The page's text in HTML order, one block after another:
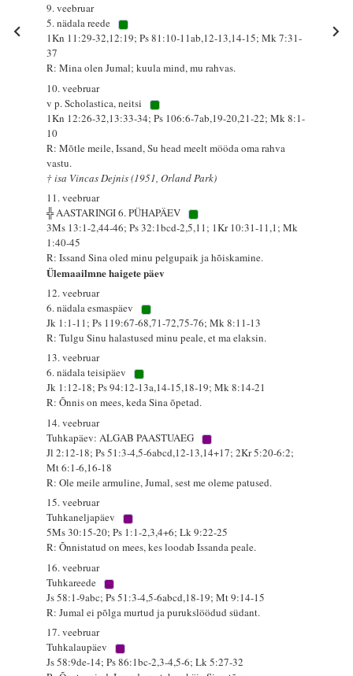
9. veebruar
5. nädala reede
1Kn 11:29-32,12:19; Ps 81:10-11ab,12-13,14-15; Mk 7:31-
37
R: Mina olen Jumal; kuula mind, mu rahvas.
10. veebruar
v p. Scholastica, neitsi
1Kn 12:26-32,13:33-34; Ps 106:6-7ab,19-20,21-22; Mk 8:1-
10
R: Mõtle meile, Issand, Su head meelt mööda oma rahva
vastu.
† isa Vincas Dejnis (1951, Orland Park)
11. veebruar
╬ AASTARINGI 6. PÜHAPÄEV
3Ms 13:1-2,44-46; Ps 32:1bcd-2,5,11; 1Kr 10:31-11,1; Mk
1:40-45
R: Issand Sina oled minu pelgupaik ja hõiskamine.
Ülemaailmne haigete päev
12. veebruar
6. nädala esmaspäev
Jk 1:1-11; Ps 119:67-68,71-72,75-76; Mk 8:11-13
R: Tulgu Sinu halastused minu peale, et ma elaksin.
13. veebruar
6. nädala teisipäev
Jk 1:12-18; Ps 94:12-13a,14-15,18-19; Mk 8:14-21
R: Õnnis on mees, keda Sina õpetad.
14. veebruar
Tuhkapäev: ALGAB PAASTUAEG
Jl 2:12-18; Ps 51:3-4,5-6abcd,12-13,14+17; 2Kr 5:20-6:2;
Mt 6:1-6,16-18
R: Ole meile armuline, Jumal, sest me oleme patused.
15. veebruar
Tuhkaneljapäev
5Ms 30:15-20; Ps 1:1-2,3,4+6; Lk 9:22-25
R: Õnnistatud on mees, kes loodab Issanda peale.
16. veebruar
Tuhkareede
Js 58:1-9abc; Ps 51:3-4,5-6abcd,18-19; Mt 9:14-15
R: Jumal ei põlga murtud ja purukslöödud südant.
17. veebruar
Tuhkalaupäev
Js 58:9de-14; Ps 86:1bc-2,3-4,5-6; Lk 5:27-32